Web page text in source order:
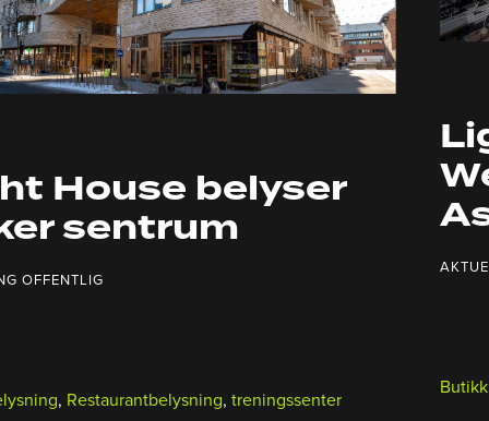
House belyser
sentrum
OFFENTLIG
, Restaurantbelysning, treningssenter